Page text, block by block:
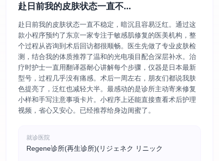
赴日前我的皮肤状态一直不...
赴日前我的皮肤状态一直不稳定，暗沉且容易泛红。通过这
款小程序预约了东京一家专注于敏感肌修复的医美机构，整
个过程从咨询到术后回访都很顺畅。医生先做了专业皮肤检
测，结合我的体质推荐了温和的光电项目配合深层补水。治
疗时护士一直用翻译器耐心讲解每个步骤，仪器是日本最新
型号，过程几乎没有痛感。术后一周左右，朋友们都说我肤
色提亮了，泛红也减轻大半。最感动的是诊所主动寄来修复
小样和手写注意事项卡片。小程序上还能直接查看术后护理
视频，省心又安心。已经推荐给身边闺蜜了。
就诊医院
Regene诊所(再生诊所)(リジェネク リニック